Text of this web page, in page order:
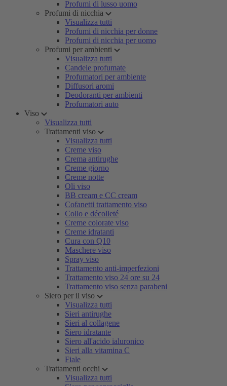
Profumi di lusso uomo
Profumi di nicchia
Visualizza tutti
Profumi di nicchia per donne
Profumi di nicchia per uomo
Profumi per ambienti
Visualizza tutti
Candele profumate
Profumatori per ambiente
Diffusori aromi
Deodoranti per ambienti
Profumatori auto
Viso
Visualizza tutti
Trattamenti viso
Visualizza tutti
Creme viso
Crema antirughe
Creme giorno
Creme notte
Oli viso
BB cream e CC cream
Cofanetti trattamento viso
Collo e décolleté
Creme colorate viso
Creme idratanti
Cura con Q10
Maschere viso
Spray viso
Trattamento anti-imperfezioni
Trattamento viso 24 ore su 24
Trattamento viso senza parabeni
Siero per il viso
Visualizza tutti
Sieri antirughe
Sieri al collagene
Siero idratante
Siero all'acido ialuronico
Sieri alla vitamina C
Fiale
Trattamenti occhi
Visualizza tutti